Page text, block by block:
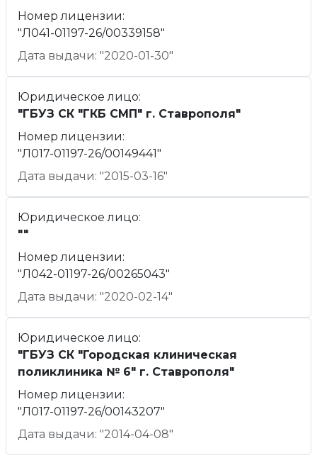
Номер лицензии:
"Л041-01197-26/00339158"
Дата выдачи: "2020-01-30"
Юридическое лицо:
"ГБУЗ СК "ГКБ СМП" г. Ставрополя"
Номер лицензии:
"Л017-01197-26/00149441"
Дата выдачи: "2015-03-16"
Юридическое лицо:
""
Номер лицензии:
"Л042-01197-26/00265043"
Дата выдачи: "2020-02-14"
Юридическое лицо:
"ГБУЗ СК "Городская клиническая
поликлиника № 6" г. Ставрополя"
Номер лицензии:
"Л017-01197-26/00143207"
Дата выдачи: "2014-04-08"